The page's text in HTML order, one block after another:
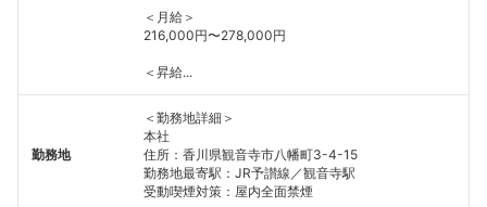
＜月給＞
216,000円〜278,000円
＜昇給...
勤務地
＜勤務地詳細＞
本社
住所：香川県観音寺市八幡町3-4-15
勤務地最寄駅：JR予讃線／観音寺駅
受動喫煙対策：屋内全面禁煙